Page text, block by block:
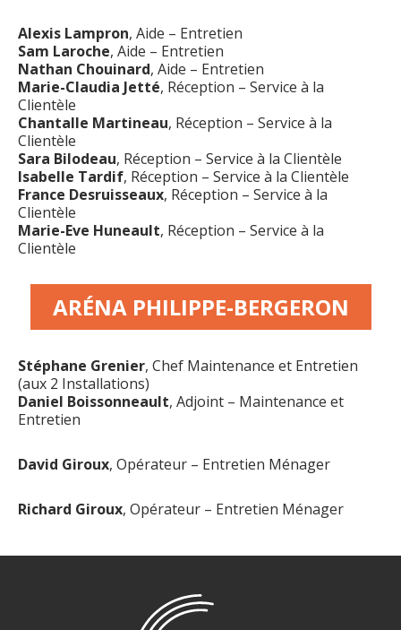
Alexis Lampron, Aide – Entretien
Sam Laroche, Aide – Entretien
Nathan Chouinard, Aide – Entretien
Marie-Claudia Jetté, Réception – Service à la
Clientèle
Chantalle Martineau, Réception – Service à la
Clientèle
Sara Bilodeau, Réception – Service à la Clientèle
Isabelle Tardif, Réception – Service à la Clientèle
France Desruisseaux, Réception – Service à la
Clientèle
Marie-Eve Huneault, Réception – Service à la
Clientèle
ARÉNA PHILIPPE-BERGERON
Stéphane Grenier, Chef Maintenance et Entretien
(aux 2 Installations)
Daniel Boissonneault, Adjoint – Maintenance et
Entretien
David Giroux, Opérateur – Entretien Ménager
Richard Giroux, Opérateur – Entretien Ménager